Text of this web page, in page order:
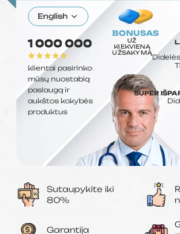
BONUSAS
UŽ
KIEKVIENĄ
UŽSAKYMĄ
English
1 000 000
klientai pasirinko
mūsų nuostabią
paslaugą ir
aukštos kokybės
produktus
SUPER
Sutaupykite iki
80%
Garantija